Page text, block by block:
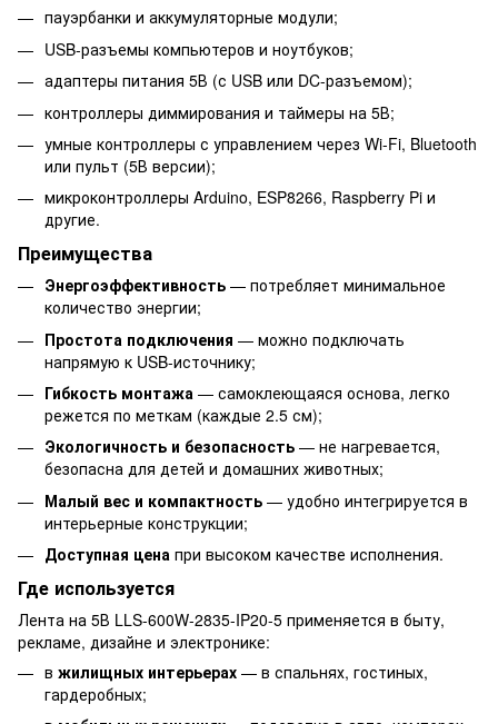
пауэрбанки и аккумуляторные модули;
USB-разъемы компьютеров и ноутбуков;
адаптеры питания 5В (с USB или DC-разъемом);
контроллеры диммирования и таймеры на 5В;
умные контроллеры с управлением через Wi-Fi, Bluetooth
или пульт (5В версии);
микроконтроллеры Arduino, ESP8266, Raspberry Pi и
другие.
Преимущества
Энергоэффективность — потребляет минимальное
количество энергии;
Простота подключения — можно подключать
напрямую к USB-источнику;
Гибкость монтажа — самоклеющаяся основа, легко
режется по меткам (каждые 2.5 см);
Экологичность и безопасность — не нагревается,
безопасна для детей и домашних животных;
Малый вес и компактность — удобно интегрируется в
интерьерные конструкции;
Доступная цена при высоком качестве исполнения.
Где используется
Лента на 5В LLS-600W-2835-IP20-5 применяется в быту,
рекламе, дизайне и электронике:
в жилищных интерьерах — в спальнях, гостиных,
гардеробных;